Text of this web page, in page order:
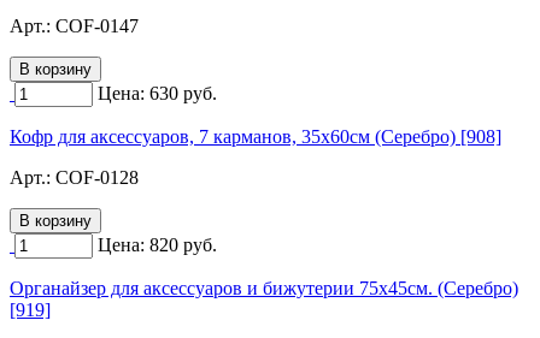
Арт.: COF-0147
Цена: 630 руб.
Кофр для аксессуаров, 7 карманов, 35х60см (Серебро) [908]
Арт.: COF-0128
Цена: 820 руб.
Органайзер для аксессуаров и бижутерии 75х45см. (Серебро)
[919]